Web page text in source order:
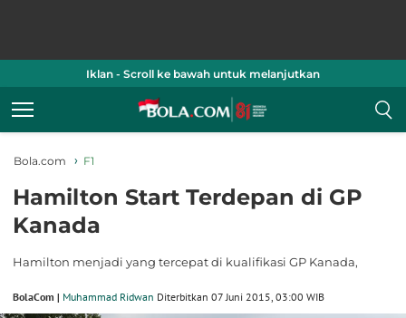
Iklan - Scroll ke bawah untuk melanjutkan
Bola.com F1
Hamilton Start Terdepan di GP
Kanada
Hamilton menjadi yang tercepat di kualifikasi GP Kanada,
BolaCom | Muhammad Ridwan Diterbitkan 07 Juni 2015, 03:00 WIB